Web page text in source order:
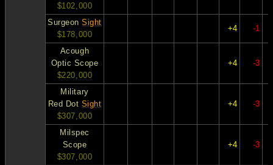
$102,000
SurgeonSight
$178,000
+4 -1
Acough
Optic Scope
$220,000
+4 -3
Military
Red Dot Sight
$307,000
+4 -3
Milspec
Scope
$307,000
+4 -3